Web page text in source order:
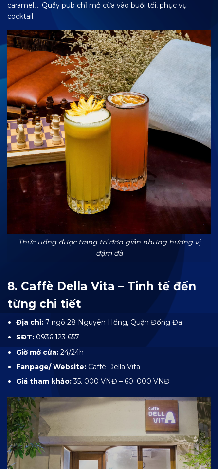
caramel,… Quầy pub chỉ mở cửa vào buổi tối, phục vụ
cocktail.
Thức uống được trang trí đơn giản nhưng hương vị
đậm đà
8. Caffè Della Vita – Tinh tế đến
từng chi tiết
Địa chỉ: 7 ngõ 28 Nguyên Hồng, Quận Đống Đa
SĐT: 0936 123 657
Giờ mở cửa: 24/24h
Fanpage/ Website: Caffè Della Vita
Giá tham khảo:35. 000 VNĐ – 60. 000 VNĐ